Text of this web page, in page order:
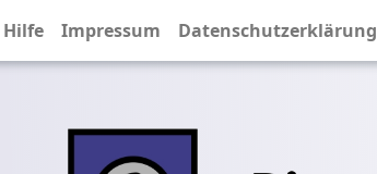
Hilfe Impressum Datenschutzerklärung